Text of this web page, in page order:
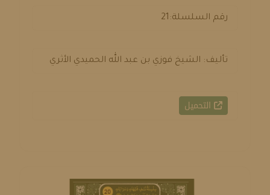
رقم السلسلة:21
تأليف: الشيخ فوزي بن عبد الله الحميدي الأثري
التحميل